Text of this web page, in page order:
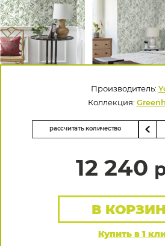
Производитель:
Коллекция:
рассчитать количество
12 240
Купить в 1
В